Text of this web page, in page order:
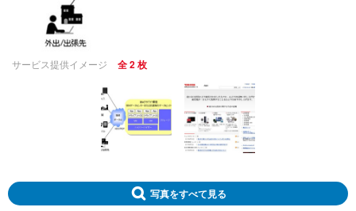
サービス提供イメージ 全 2 枚
写真をすべて見る